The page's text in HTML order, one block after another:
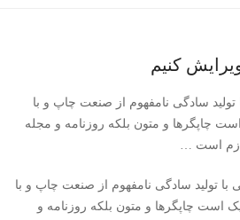
کنیم
سادگی نامفهوم از صنعت چاپ و با
چاپگرها و متون بلکه روزنامه و مجله
است …
با تولید سادگی نامفهوم از صنعت چاپ و با
است چاپگرها و متون بلکه روزنامه و